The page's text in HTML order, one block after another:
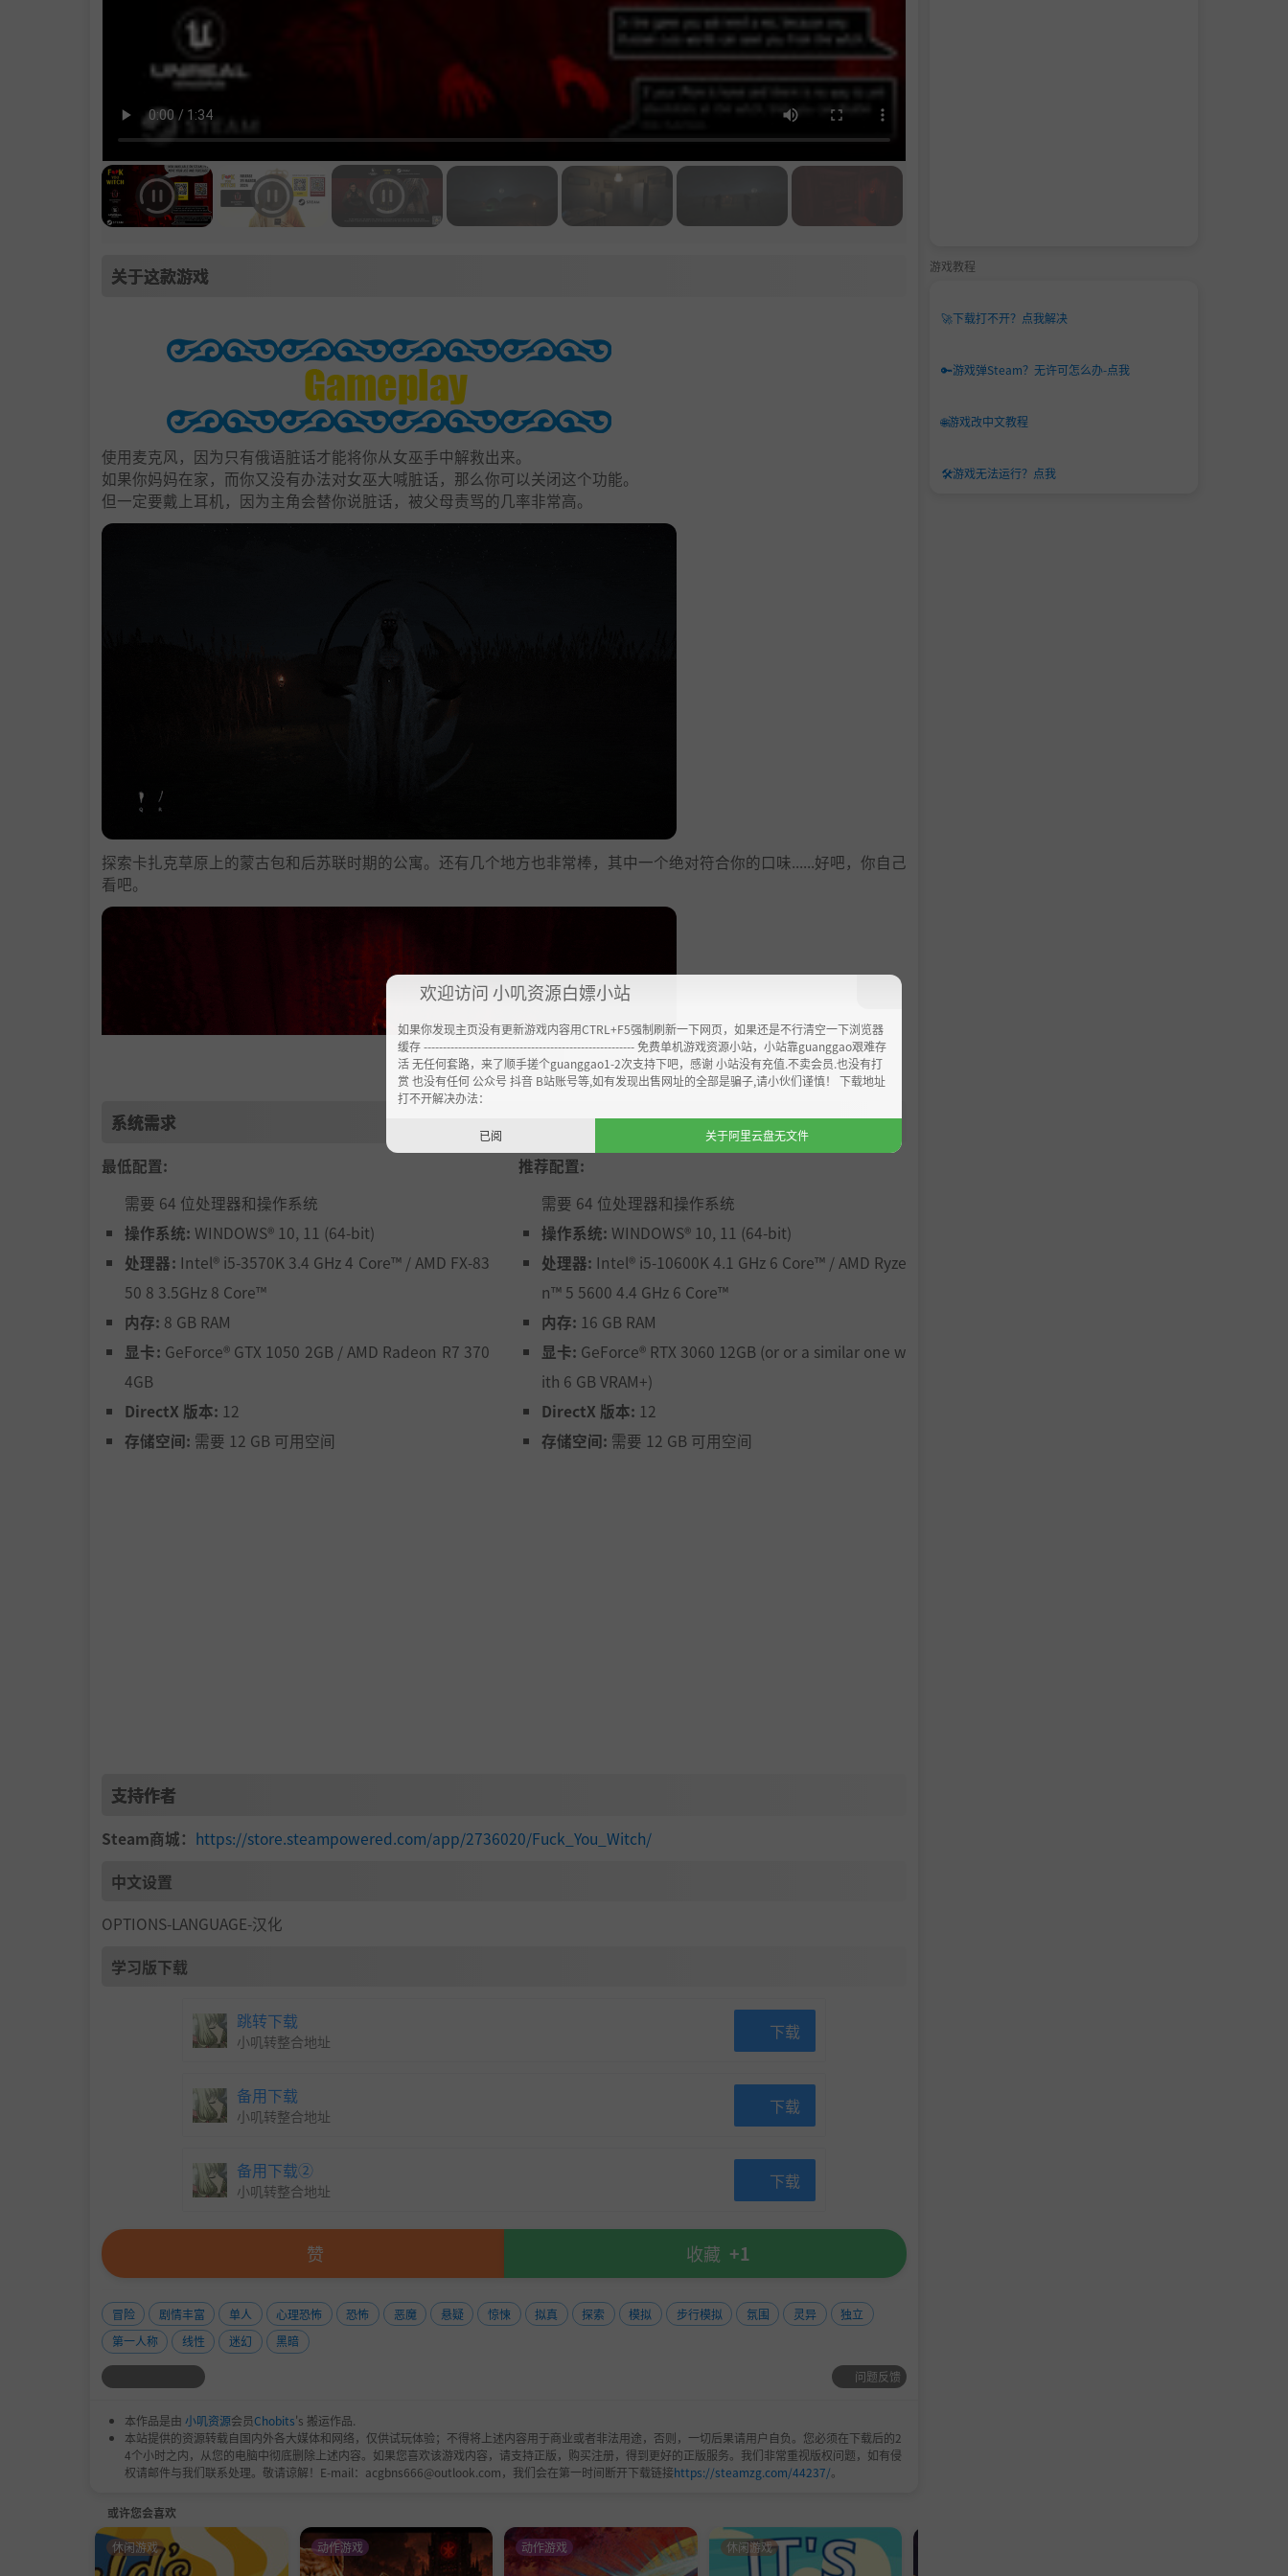
关于这款游戏
使用麦克风，因为只有俄语脏话才能将你从女巫手中解救出来。
如果你妈妈在家，而你又没有办法对女巫大喊脏话，那么你可以关闭这个功能。
但一定要戴上耳机，因为主角会替你说脏话，被父母责骂的几率非常高。
探索卡扎克草原上的蒙古包和后苏联时期的公寓。还有几个地方也非常棒，其中一个绝对符合你的口味......好吧，你自己
看吧。
了解骆驼喜欢什么，参加缝纫速成班，给马套上马鞍，与他人讨论哲学，尽情享受。
一路上，你要搞清楚她是个什么样的女巫，为什么要跟你过不去。这个叫 Alsou 的小妞就在那里，也许她能帮上忙，因
为朋友是互相帮助的，而你和她只是朋友，仅此而已。
▼▼展开阅读
系统需求
最低配置:
需要 64 位处理器和操作系统
操作系统: WINDOWS® 10, 11 (64-bit)
处理器: Intel® i5-3570K 3.4 GHz 4 Core™ / AMD FX-83
50 8 3.5GHz 8 Core™
内存: 8 GB RAM
显卡: GeForce® GTX 1050 2GB / AMD Radeon R7 370
4GB
DirectX 版本: 12
存储空间: 需要 12 GB 可用空间
推荐配置:
需要 64 位处理器和操作系统
操作系统: WINDOWS® 10, 11 (64-bit)
处理器: Intel® i5-10600K 4.1 GHz 6 Core™ / AMD Ryze
n™ 5 5600 4.4 GHz 6 Core™
内存: 16 GB RAM
显卡: GeForce® RTX 3060 12GB (or or a similar one w
ith 6 GB VRAM+)
DirectX 版本: 12
存储空间: 需要 12 GB 可用空间
支持作者
Steam商城： https://store.steampowered.com/app/2736020/Fuck_You_Witch/
中文设置
OPTIONS-LANGUAGE-汉化
学习版下载
跳转下载
小叽转整合地址 下载
备用下载
小叽转整合地址 下载
备用下载②
小叽转整合地址 下载
赞 收藏 +1
冒险 剧情丰富 单人 心理恐怖 恐怖 恶魔 悬疑 惊悚 拟真 探索 模拟 步行模拟 氛围 灵异
独立
第一人称
线性 迷幻 黑暗
问题反馈
本作品是由 小叽资源会员Chobits's 搬运作品.
本站提供的资源转载自国内外各大媒体和网络，仅供试玩体验；不得将上述内容用于商业或者非法用途，否则，一切后果请用户自负。您必须在下载后的2
4个小时之内，从您的电脑中彻底删除上述内容。如果您喜欢该游戏内容，请支持正版，购买注册，得到更好的正版服务。我们非常重视版权问题，如有侵
权请邮件与我们联系处理。敬请谅解！E-mail：acgbns666@outlook.com，我们会在第一时间断开下载链接https://steamzg.com/44237/。
或许您会喜欢
休闲游戏 动作游戏 动作游戏 休闲游戏
游戏教程
🚀下载打不开？点我解决
🔑游戏弹Steam？无许可怎么办-点我
🌐游戏改中文教程
🛠️游戏无法运行？点我
欢迎访问 小叽资源白嫖小站
如果你发现主页没有更新游戏内容用CTRL+F5强制刷新一下网页，如果还是不行清空一下浏览器
缓存 ------------------------------------------------------- 免费单机游戏资源小站，小站靠guanggao艰难存
活 无任何套路，来了顺手搓个guanggao1-2次支持下吧，感谢 小站没有充值.不卖会员.也没有打
赏 也没有任何 公众号 抖音 B站账号等,如有发现出售网址的全部是骗子,请小伙们谨慎！ 下载地址
打不开解决办法：
已阅 关于阿里云盘无文件